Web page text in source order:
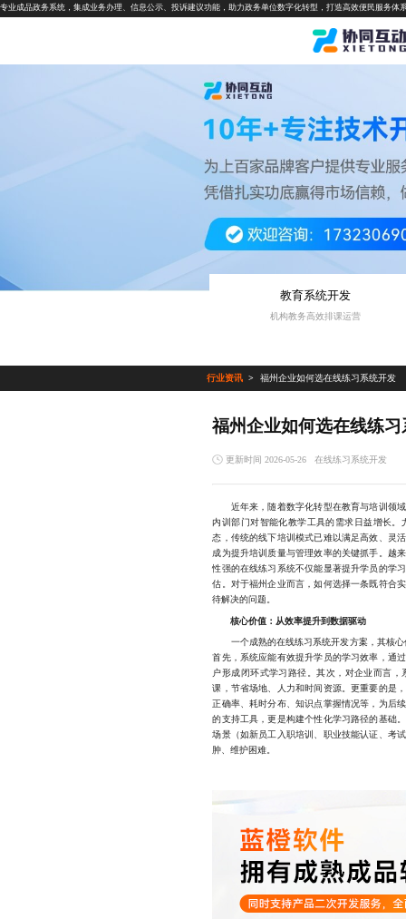
专业成品政务系统，集成业务办理、信息公示、投诉建议功能，助力政务单位数字化转型，打造高效便民服务体
教育系统开发
机构教务高效排课运营
行业资讯 福州企业如何选在线练习系统开发
福州企业如何选在线练
更新时间 2026-05-26 在线练习系统开发
近年来，随着数字化转型在教育与培训领域
内训部门对智能化教学工具的需求日益增长
态，传统的线下培训模式已难以满足高效、灵
成为提升培训质量与管理效率的关键抓手。越
性强的在线练习系统不仅能显著提升学员的学
估。对于福州企业而言，如何选择一条既符合
待解决的问题。
核心价值：从效率提升到数据驱动
一个成熟的在线练习系统开发方案，其核心
首先，系统应能有效提升学员的学习效率，通
户形成闭环式学习路径。其次，对企业而言
课，节省场地、人力和时间资源。更重要的是
正确率、耗时分布、知识点掌握情况等，为后
的支持工具，更是构建个性化学习路径的基础
场景（如新员工入职培训、职业技能认证、考
肿、维护困难。